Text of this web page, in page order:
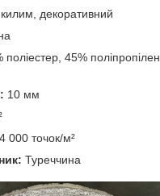
декоративний
поліестер, 45% поліпропілен
10 мм
000 точок/м²
Туреччина